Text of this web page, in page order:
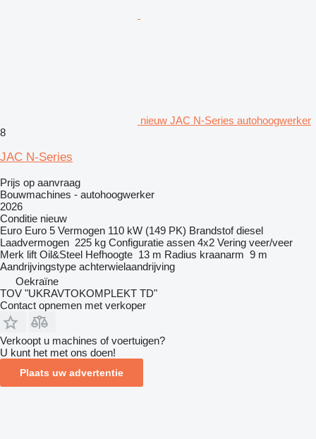
nieuw JAC N-Series autohoogwerker
8
JAC N-Series
Prijs op aanvraag
Bouwmachines - autohoogwerker
2026
Conditie nieuw
Euro Euro 5 Vermogen 110 kW (149 PK) Brandstof diesel
Laadvermogen 225 kg Configuratie assen 4x2 Vering veer/veer
Merk lift Oil&Steel Hefhoogte 13 m Radius kraanarm 9 m
Aandrijvingstype achterwielaandrijving
Oekraïne
TOV "UKRAVTOKOMPLEKT TD"
Contact opnemen met verkoper
Verkoopt u machines of voertuigen?
U kunt het met ons doen!
Plaats uw advertentie